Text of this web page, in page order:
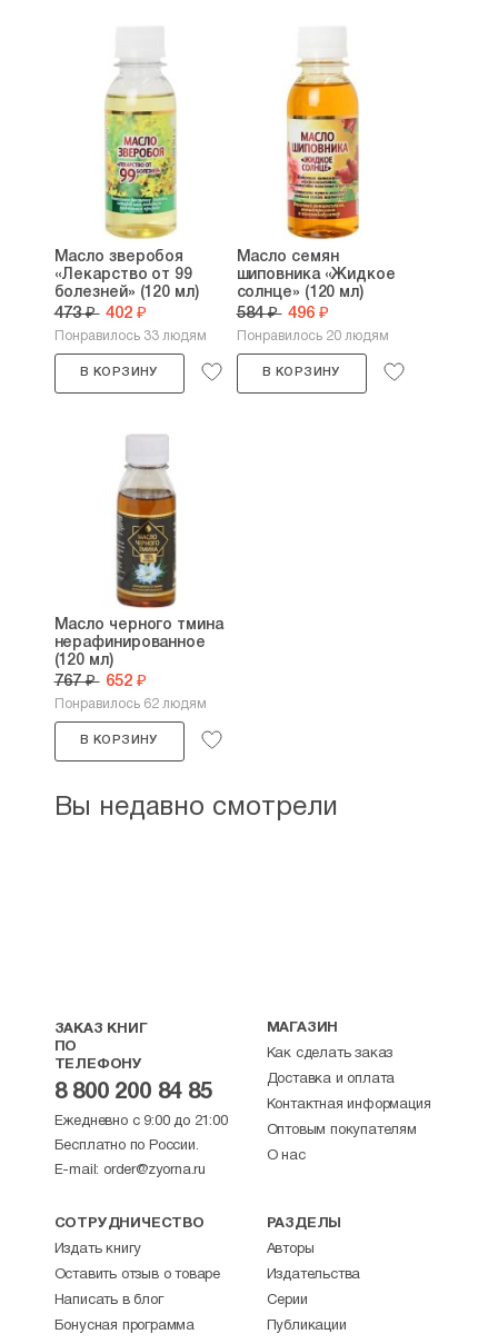
Масло зверобоя
«Лекарство от 99
болезней» (120 мл)
473 ₽ 402 ₽
Понравилось 33 людям
В КОРЗИНУ
Масло семян
шиповника «Жидкое
солнце» (120 мл)
584 ₽ 496 ₽
Понравилось 20 людям
В КОРЗИНУ
Масло черного тмина
нерафинированное
(120 мл)
767 ₽ 652 ₽
Понравилось 62 людям
В КОРЗИНУ
Вы недавно смотрели
ЗАКАЗ КНИГ
ПО
ТЕЛЕФОНУ
8 800 200 84 85
Ежедневно с 9:00 до 21:00
Бесплатно по России.
E-mail: order@zyorna.ru
МАГАЗИН
Как сделать заказ
Доставка и оплата
Контактная информация
Оптовым покупателям
О нас
СОТРУДНИЧЕСТВО
Издать книгу
Оставить отзыв о товаре
Написать в блог
Бонусная программа
РАЗДЕЛЫ
Авторы
Издательства
Серии
Публикации